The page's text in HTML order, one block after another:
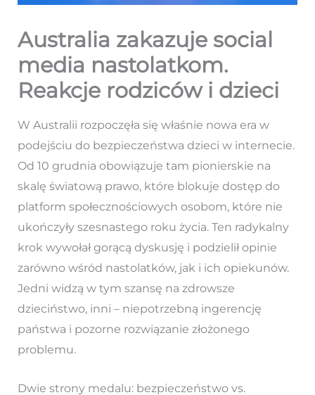
Australia zakazuje social
media nastolatkom.
Reakcje rodziców i dzieci
W Australii rozpoczęła się właśnie nowa era w
podejściu do bezpieczeństwa dzieci w internecie.
Od 10 grudnia obowiązuje tam pionierskie na
skalę światową prawo, które blokuje dostęp do
platform społecznościowych osobom, które nie
ukończyły szesnastego roku życia. Ten radykalny
krok wywołał gorącą dyskusję i podzielił opinie
zarówno wśród nastolatków, jak i ich opiekunów.
Jedni widzą w tym szansę na zdrowsze
dzieciństwo, inni – niepotrzebną ingerencję
państwa i pozorne rozwiązanie złożonego
problemu.
Dwie strony medalu: bezpieczeństwo vs.